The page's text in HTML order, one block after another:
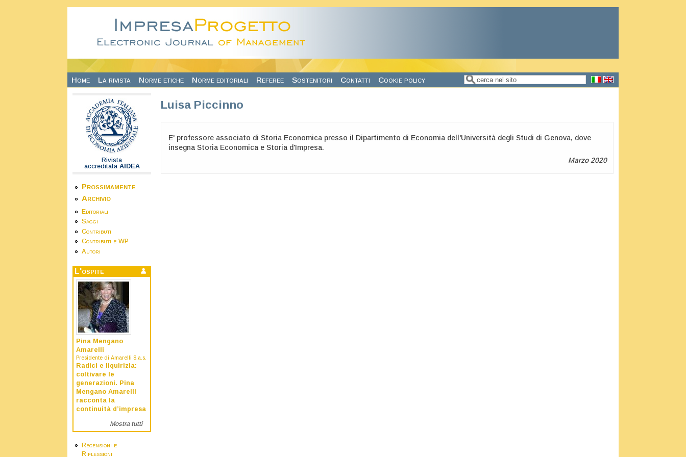
Home La rivista Norme etiche Norme editoriali Referee Sostenitori Contatti Cookie policy Form di ricerca
Cerca
Rivista
accreditata AIDEA
Prossimamente
Archivio
Editoriali
Saggi
Contributi
Contributi e WP
Autori
L'ospite
Pina Mengano
Amarelli
Presidente di Amarelli S.a.s.
Radici e liquirizia:
coltivare le
generazioni. Pina
Mengano Amarelli
racconta la
continuità d’impresa
Mostra tutti
Recensioni e
Riflessioni
Luisa Piccinno
E' professore associato di Storia Economica presso il Dipartimento di Economia dell'Università degli Studi di Genova, dove
insegna Storia Economica e Storia d'Impresa.
Marzo 2020